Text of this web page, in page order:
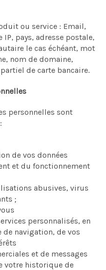
ou service : Email,
pays, adresse postale,
le cas échéant, mot
nom de domaine,
de carte bancaire.
personnelles sont
de vos données
et du fonctionnement
abusives, virus
;
personnalisés, en
navigation, de vos
et de messages
votre historique de